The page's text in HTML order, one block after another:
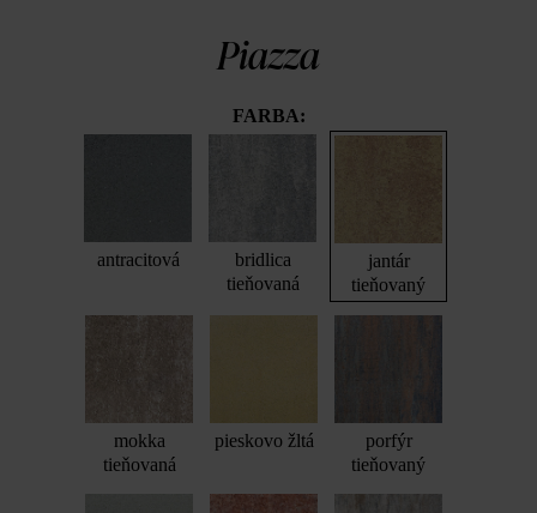
Piazza
FARBA:
antracitová
bridlica
tieňovaná
jantár
tieňovaný
mokka
tieňovaná
pieskovo žltá
porfýr
tieňovaný